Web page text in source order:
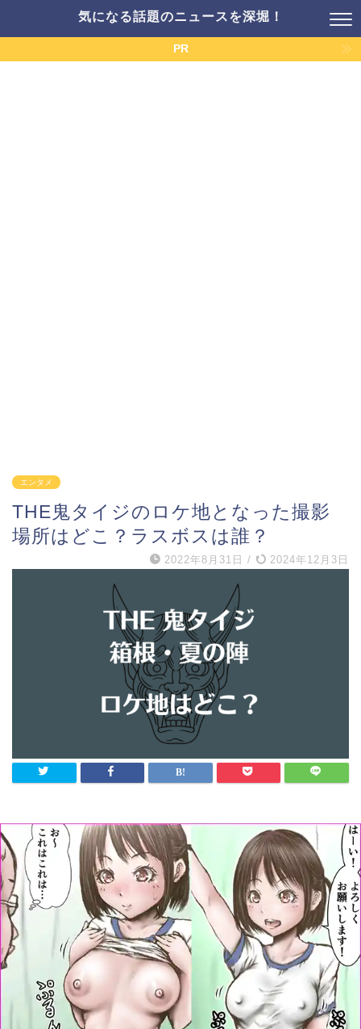
気になる話題のニュースを深堀！
PR
エンタメ
THE鬼タイジのロケ地となった撮影
場所はどこ？ラスボスは誰？
2022年8月31日 / 2024年12月3日